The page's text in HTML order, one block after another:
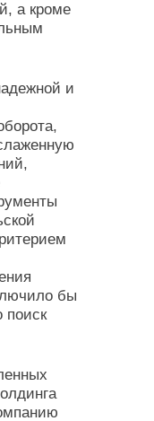
а кроме
и
бы
поиск